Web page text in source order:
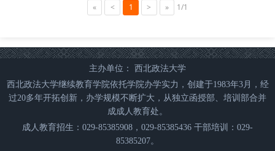
« < 1 > » 1/1
主办单位： 西北政法大学
西北政法大学继续教育学院依托学院办学实力，创建于1983年3月，经
过20多年开拓创新，办学规模不断扩大，从独立函授部、培训部合并
成成人教育处。
成人教育招生：029-85385908，029-85385436 干部培训：029-
85385207。